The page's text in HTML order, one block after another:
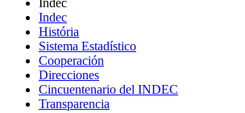
Indec
Indec
História
Sistema Estadístico
Cooperación
Direcciones
Cincuentenario del INDEC
Transparencia